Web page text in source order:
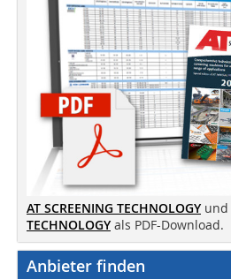
AT SCREENING TECHNOLOGY und
TECHNOLOGY als PDF-Download.
Anbieter finden